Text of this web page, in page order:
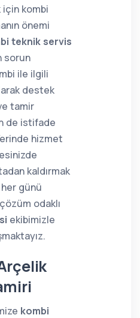
için kombi
önemi
teknik servis
sorun
ile ilgili
destek
tamir
de istifade
hizmet
kaldırmak
her günü
odaklı
ekibimizle
kombi